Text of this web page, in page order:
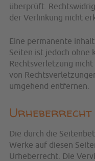
überprüft.
der Verlinkung nicht
Eine permanente
Seiten ist jedoch ohne
Rechtsverletzung
von
umgehend entfernen.
Urheberrecht
Die durch die
Werke auf diesen
Urheberrecht. Die